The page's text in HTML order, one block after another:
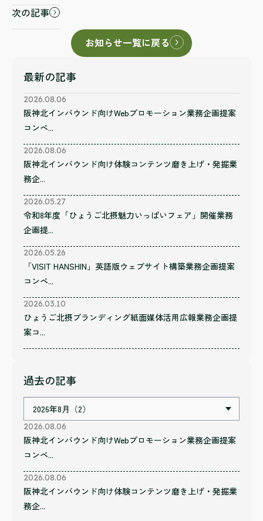
次の記事
お知らせ一覧に戻る
最新の記事
2026.08.06
阪神北インバウンド向けWebプロモーション業務企画提案
コンペ...
2026.08.06
阪神北インバウンド向け体験コンテンツ磨き上げ・発掘業
務企...
2026.05.27
令和8年度「ひょうご北摂魅力いっぱいフェア」開催業務
企画提...
2026.05.26
「VISIT HANSHIN」英語版ウェブサイト構築業務企画提案
コンペ...
2026.03.10
ひょうご北摂ブランディング紙面媒体活用広報業務企画提
案コ...
過去の記事
2026.08.06
阪神北インバウンド向けWebプロモーション業務企画提案
コンペ...
2026.08.06
阪神北インバウンド向け体験コンテンツ磨き上げ・発掘業
務企...